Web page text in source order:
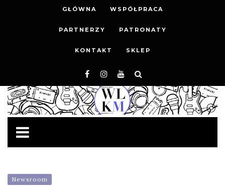
GŁÓWNA WSPÓŁPRACA
PARTNERZY PATRONATY
KONTAKT SKLEP
Newsroom